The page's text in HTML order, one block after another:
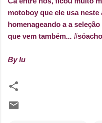
motoboy que ele usa
homenageando a a
que vem também... #sóacho
By lu